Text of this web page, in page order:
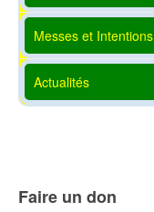
Messes et Intentions
Actualités
Faire un don